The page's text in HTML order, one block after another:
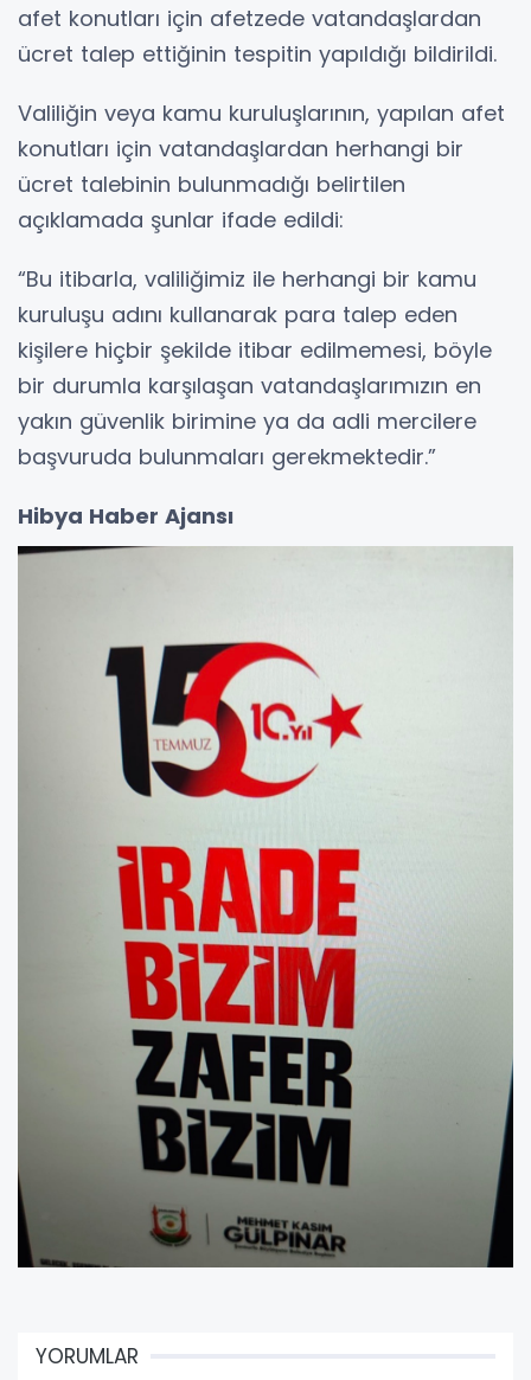
afet konutları için afetzede vatandaşlardan
ücret talep ettiğinin tespitin yapıldığı bildirildi.
Valiliğin veya kamu kuruluşlarının, yapılan afet
konutları için vatandaşlardan herhangi bir
ücret talebinin bulunmadığı belirtilen
açıklamada şunlar ifade edildi:
“Bu itibarla, valiliğimiz ile herhangi bir kamu
kuruluşu adını kullanarak para talep eden
kişilere hiçbir şekilde itibar edilmemesi, böyle
bir durumla karşılaşan vatandaşlarımızın en
yakın güvenlik birimine ya da adli mercilere
başvuruda bulunmaları gerekmektedir.”
Hibya Haber Ajansı
YORUMLAR